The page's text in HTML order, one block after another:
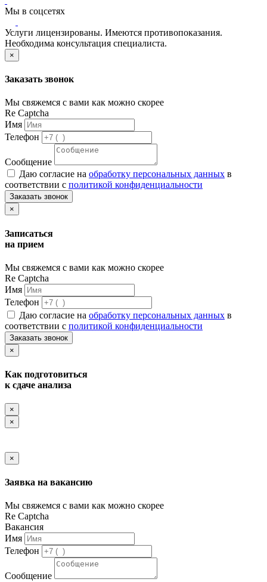
Мы в соцсетях
Услуги лицензированы. Имеются противопоказания.
Необходима консультация специалиста.
×
Заказать звонок
Мы свяжемся с вами как можно скорее
Re Captcha
Имя
Телефон
Сообщение
Даю согласие на обработку персональных данных в
соответствии с политикой конфиденциальности
Заказать звонок
×
Записаться
на прием
Мы свяжемся с вами как можно скорее
Re Captcha
Имя
Телефон
Даю согласие на обработку персональных данных в
соответствии с политикой конфиденциальности
Заказать звонок
×
Как подготовиться
к сдаче анализа
×
×
×
Заявка на вакансию
Мы свяжемся с вами как можно скорее
Re Captcha
Вакансия
Имя
Телефон
Сообщение